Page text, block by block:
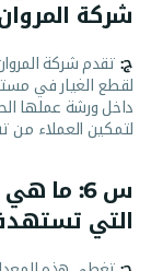
شركة
ج: تقدم شركة
لقطع الغيار في
داخل ورشة عملها
لتمكين العملاء من
س 6: ما
التي